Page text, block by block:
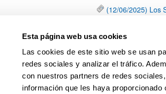
Esta página web usa cookies
Las cookies de este sitio web se usan
redes sociales y analizar el tráfico.
con nuestros partners de redes
información que les haya
(12/06/2025) Los
una caracterización